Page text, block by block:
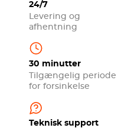
24/7
Levering og
afhentning
30 minutter
Tilgængelig periode
for forsinkelse
Teknisk support